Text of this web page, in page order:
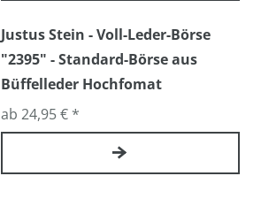
Justus Stein - Voll-Leder-Börse
"2395" - Standard-Börse aus
Büffelleder Hochfomat
ab 24,95 € *